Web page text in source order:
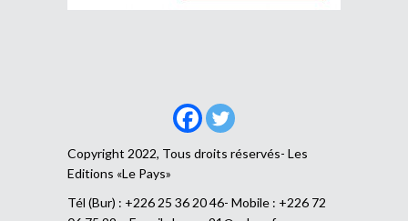
Copyright 2022, Tous droits réservés- Les
Editions «Le Pays»
Tél (Bur) : +226 25 36 20 46- Mobile : +226 72